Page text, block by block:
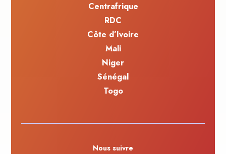
Centrafrique
RDC
Côte d’Ivoire
Mali
Niger
Sénégal
Togo
Nous suivre